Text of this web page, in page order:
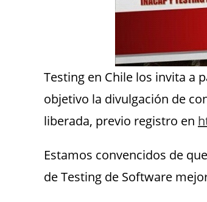
Testing en Chile los invita a
objetivo la divulgación de
liberada, previo registro en
Estamos convencidos de
de Testing de Software